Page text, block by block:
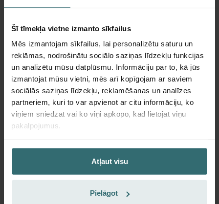
Šī tīmekļa vietne izmanto sīkfailus
Mēs izmantojam sīkfailus, lai personalizētu saturu un
reklāmas, nodrošinātu sociālo saziņas līdzekļu funkcijas
un analizētu mūsu datplūsmu. Informāciju par to, kā jūs
izmantojat mūsu vietni, mēs arī kopīgojam ar saviem
sociālās saziņas līdzekļu, reklamēšanas un analīzes
partneriem, kuri to var apvienot ar citu informāciju, ko
viņiem sniedzat vai ko viņi apkopo, kad lietojat viņu
pakalpojumus.
Atļaut visu
Pielāgot
Svaiga aromāta filtrs – ComfoWell
Filterbox 320 | Zehnder Original
Filtrs, kas pasargā telpu gaisu no nevēlamām smaržām un
putekļiem – 1x ePM10 (M5)
Kataloga numurs: 990323605
Pašlaik nav pieejams